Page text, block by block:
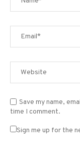
time I comment.